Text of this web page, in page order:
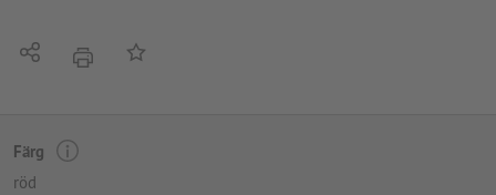
Dela erbjudandePå anteckningslistan
Färg
röd